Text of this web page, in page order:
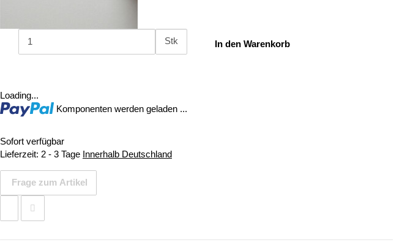
Stk In den Warenkorb
Loading...
Komponenten werden geladen ...
Sofort verfügbar
Lieferzeit: 2 - 3 Tage Innerhalb Deutschland
Frage zum Artikel